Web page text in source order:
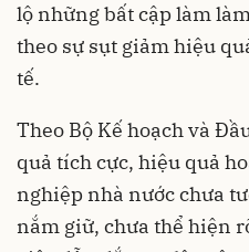
lộ những bất cập làm
theo sự sụt giảm hiệu
tế.
Theo Bộ Kế hoạch và
quả tích cực, hiệu quả
nghiệp nhà nước chưa
nắm giữ, chưa thể hiện